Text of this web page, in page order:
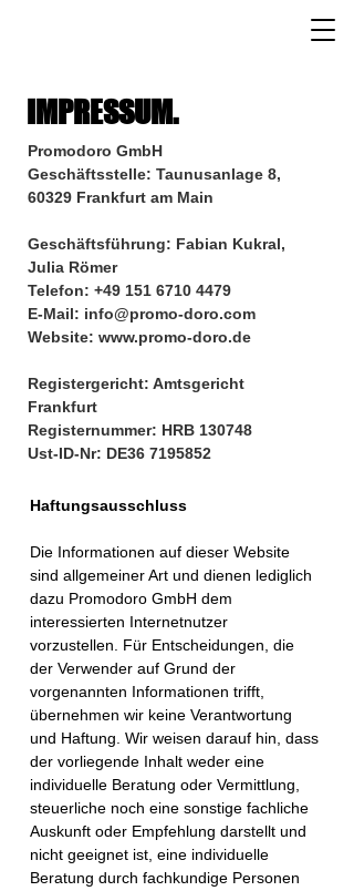
IMPRESSUM.
Promodoro GmbH
Geschäftsstelle: Taunusanlage 8,
60329 Frankfurt am Main
Geschäftsführung: Fabian Kukral,
Julia Römer
Telefon: +49 151 6710 4479
E-Mail: info@promo-doro.com
Website: www.promo-doro.de
Registergericht: Amtsgericht
Frankfurt
Registernummer: HRB 130748
Ust-ID-Nr: DE36 7195852
Haftungsausschluss
Die Informationen auf dieser Website
sind allgemeiner Art und dienen lediglich
dazu Promodoro GmbH dem
interessierten Internetnutzer
vorzustellen. Für Entscheidungen, die
der Verwender auf Grund der
vorgenannten Informationen trifft,
übernehmen wir keine Verantwortung
und Haftung. Wir weisen darauf hin, dass
der vorliegende Inhalt weder eine
individuelle Beratung oder Vermittlung,
steuerliche noch eine sonstige fachliche
Auskunft oder Empfehlung darstellt und
nicht geeignet ist, eine individuelle
Beratung durch fachkundige Personen